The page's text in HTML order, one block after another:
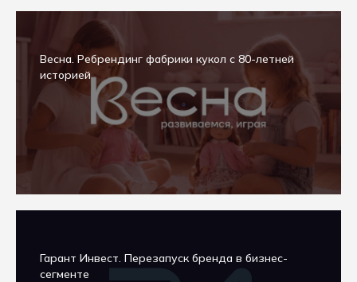
Весна. Ребрендинг фабрики кукол с 80-летней
историей
Гарант Инвест. Перезапуск бренда в бизнес-
сегменте